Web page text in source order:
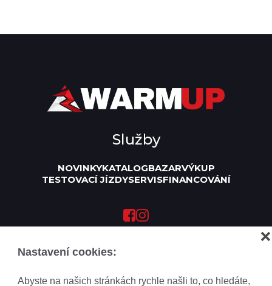
Nastavení cookies:
Abyste na našich stránkách rychle našli to, co hledáte,
❌
Služby
NOVINKYKATALOGBAZARVÝKUP
TESTOVACÍ JÍZDYSERVISFINANCOVÁNÍ
Kontakt
+420 776 024 884 info@wup.cz